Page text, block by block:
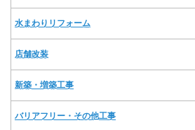
水まわりリフォーム
店舗改装
新築・増築工事
バリアフリー・その他工事